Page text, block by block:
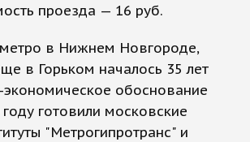
проезда — 16 руб.
метро в Нижнем Новгороде,
в Горьком началось 35 лет
экономическое обоснование
готовили московские
"Метрогипротранс" и